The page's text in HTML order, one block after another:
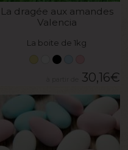
La dragée aux amandes
Valencia
La boite de 1kg
30,16€